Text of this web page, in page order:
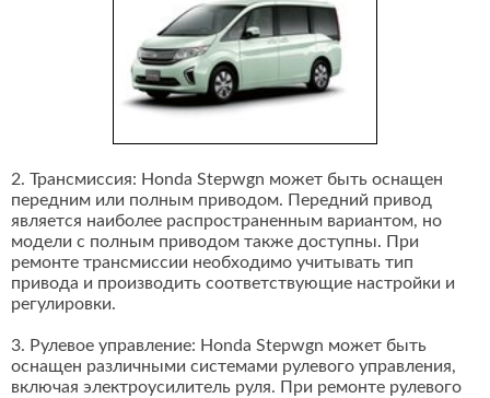
2. Трансмиссия: Honda Stepwgn может быть оснащен
передним или полным приводом. Передний привод
является наиболее распространенным вариантом, но
модели с полным приводом также доступны. При
ремонте трансмиссии необходимо учитывать тип
привода и производить соответствующие настройки и
регулировки.
3. Рулевое управление: Honda Stepwgn может быть
оснащен различными системами рулевого управления,
включая электроусилитель руля. При ремонте рулевого